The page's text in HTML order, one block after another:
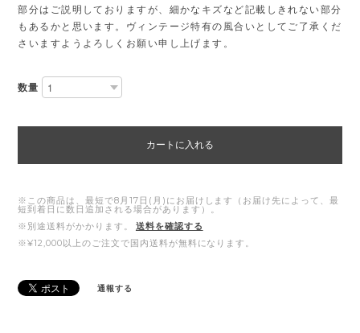
部分はご説明しておりますが、細かなキズなど記載しきれない部分
もあるかと思います。ヴィンテージ特有の風合いとしてご了承くだ
さいますようよろしくお願い申し上げます。
数量
カートに入れる
※この商品は、最短で8月17日(月)にお届けします（お届け先によって、最
短到着日に数日追加される場合があります）。
※別途送料がかかります。
送料を確認する
※¥12,000以上のご注文で国内送料が無料になります。
通報する